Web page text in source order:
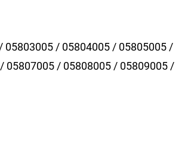
05803005 / 05804005 / 05805005 /
05807005 / 05808005 / 05809005 /